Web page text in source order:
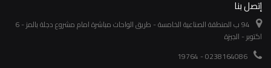
إتصل بنا
94 ب المنطقة الصناعية الخامسة - طريق الواحات مباشرة امام مشروع دجلة بالمز - 6
اكتوبر - الجيزة
0238164086 - 19764